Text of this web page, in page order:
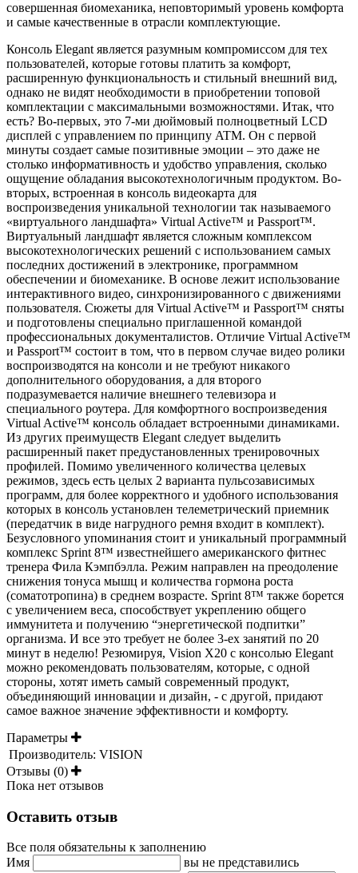
совершенная биомеханика, неповторимый уровень комфорта
и самые качественные в отрасли комплектующие.
Консоль Elegant является разумным компромиссом для тех
пользователей, которые готовы платить за комфорт,
расширенную функциональность и стильный внешний вид,
однако не видят необходимости в приобретении топовой
комплектации с максимальными возможностями. Итак, что
есть? Во-первых, это 7-ми дюймовый полноцветный LCD
дисплей c управлением по принципу ATM. Он с первой
минуты создает самые позитивные эмоции – это даже не
столько информативность и удобство управления, сколько
ощущение обладания высокотехнологичным продуктом. Во-
вторых, встроенная в консоль видеокарта для
воспроизведения уникальной технологии так называемого
«виртуального ландшафта» Virtual Active™ и Passport™.
Виртуальный ландшафт является сложным комплексом
высокотехнологических решений с использованием самых
последних достижений в электронике, программном
обеспечении и биомеханике. В основе лежит использование
интерактивного видео, синхронизированного с движениями
пользователя. Сюжеты для Virtual Active™ и Passport™ сняты
и подготовлены специально приглашенной командой
профессиональных документалистов. Отличие Virtual Active™
и Passport™ состоит в том, что в первом случае видео ролики
воспроизводятся на консоли и не требуют никакого
дополнительного оборудования, а для второго
подразумевается наличие внешнего телевизора и
специального роутера. Для комфортного воспроизведения
Virtual Active™ консоль обладает встроенными динамиками.
Из других преимуществ Elegant следует выделить
расширенный пакет предустановленных тренировочных
профилей. Помимо увеличенного количества целевых
режимов, здесь есть целых 2 варианта пульсозависимых
программ, для более корректного и удобного использования
которых в консоль установлен телеметрический приемник
(передатчик в виде нагрудного ремня входит в комплект).
Безусловного упоминания стоит и уникальный программный
комплекс Sprint 8™ известнейшего американского фитнес
тренера Фила Кэмпбэлла. Режим направлен на преодоление
снижения тонуса мышц и количества гормона роста
(соматотропина) в среднем возрасте. Sprint 8™ также борется
с увеличением веса, способствует укреплению общего
иммунитета и получению “энергетической подпитки”
организма. И все это требует не более 3-ех занятий по 20
минут в неделю! Резюмируя, Vision X20 с консолью Elegant
можно рекомендовать пользователям, которые, с одной
стороны, хотят иметь самый современный продукт,
объединяющий инновации и дизайн, - с другой, придают
самое важное значение эффективности и комфорту.
Параметры
Производитель: VISION
Отзывы (0)
Пока нет отзывов
Оставить отзыв
Все поля обязательны к заполнению
Имя
вы не представились